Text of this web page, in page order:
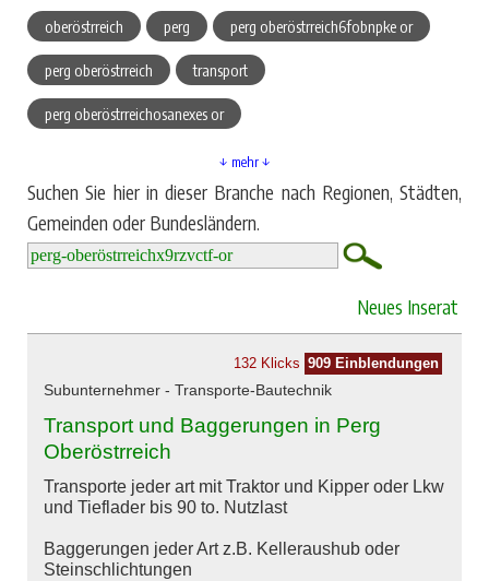
oberöstrreich perg perg oberöstrreich6fobnpke or
perg oberöstrreich transport
perg oberöstrreichosanexes or
↓ mehr ↓
Suchen Sie hier in dieser Branche nach Regionen, Städten,
Gemeinden oder Bundesländern.
Neues Inserat
132 Klicks 909 Einblendungen
Subunternehmer - Transporte-Bautechnik
Transport und Baggerungen in Perg
Oberöstrreich
Transporte jeder art mit Traktor und Kipper oder Lkw
und Tieflader bis 90 to. Nutzlast
Baggerungen jeder Art z.B. Kelleraushub oder
Steinschlichtungen